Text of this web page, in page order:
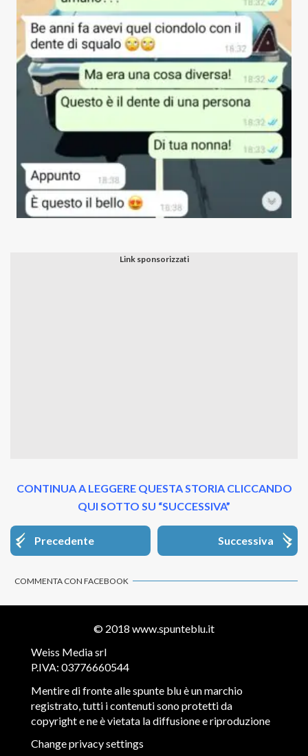
CONTINUA A LEGGERE QUESTA STORIA CLICCANDO
QUI SOTTO SU “SUCCESSIVA”
Precedente Successiva
COMMENTA CON FACEBOOK
© 2018 www.spunteblu.it
Weiss Media srl
P.IVA: 03776660544
Mentire di fronte alle spunte blu è un marchio
registrato, tutti i contenuti sono protetti da
copyright e ne è vietata la diffusione e riproduzione
Change privacy settings